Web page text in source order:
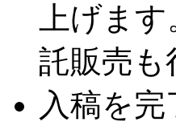
上げま
託販売も
入稿を